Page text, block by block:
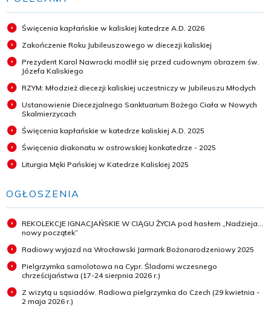
Święcenia kapłańskie w kaliskiej katedrze A.D. 2026
Zakończenie Roku Jubileuszowego w diecezji kaliskiej
Prezydent Karol Nawrocki modlił się przed cudownym obrazem św.
Józefa Kaliskiego
RZYM: Młodzież diecezji kaliskiej uczestniczy w Jubileuszu Młodych
Ustanowienie Diecezjalnego Sanktuarium Bożego Ciała w Nowych
Skalmierzycach
Święcenia kapłańskie w katedrze kaliskiej A.D. 2025
Święcenia diakonatu w ostrowskiej konkatedrze - 2025
Liturgia Męki Pańskiej w Katedrze Kaliskiej 2025
OGŁOSZENIA
REKOLEKCJE IGNACJAŃSKIE W CIĄGU ŻYCIA pod hasłem „Nadzieja...
nowy początek”
Radiowy wyjazd na Wrocławski Jarmark Bożonarodzeniowy 2025
Pielgrzymka samolotowa na Cypr. Śladami wczesnego
chrześcijaństwa (17-24 sierpnia 2026 r.)
Z wizytą u sąsiadów. Radiowa pielgrzymka do Czech (29 kwietnia -
2 maja 2026 r.)